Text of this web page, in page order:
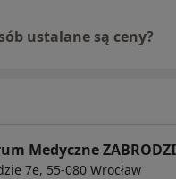
ustalane są ceny?
Medyczne
7e, 55-080 Wrocław